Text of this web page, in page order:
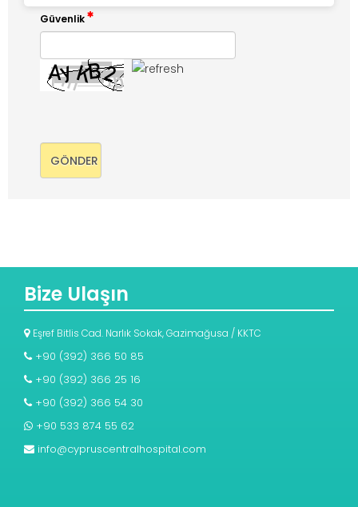
Güvenlik
Bize Ulaşın
Eşref Bitlis Cad. Narlık Sokak, Gazimağusa / KKTC
+90 (392) 366 50 85
+90 (392) 366 25 16
+90 (392) 366 54 30
+90 533 874 55 62
info@cypruscentralhospital.com